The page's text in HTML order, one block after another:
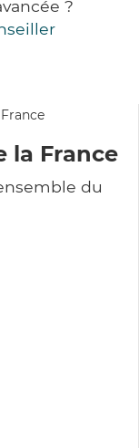
?
la France
du